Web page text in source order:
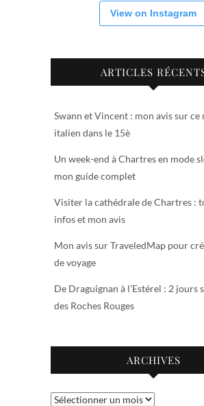
View on Instagram
ARTICLES
Swann et Vincent : mon avis sur
italien dans le 15è
Un week-end à Chartres en mode
mon guide complet
Visiter la cathédrale de Chartres :
infos et mon avis
Mon avis sur TraveledMap pour
de voyage
De Draguignan à l’Estérel : 2 jours
des Roches Rouges
ARCHIVES
Archives